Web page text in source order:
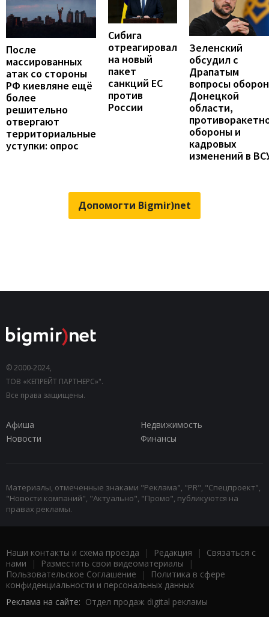
После
массированных
атак со стороны
РФ киевляне ещё
более
решительно
отвергают
территориальные
уступки: опрос
Сибига
отреагировал
на новый
пакет
санкций ЕС
против
России
Зеленский
обсудил с
Драпатым
вопросы
Донецкой
области,
обороны и
кадровых
изменений в
Допомогти Bigmir)net
© 2000-2024,
ТОВ «КЕПРЕЙТ ПАРТНЕРС»".
Все права защищены.
Афиша
Недвижимость
Новости
Финансы
Материалы, отмеченные знаками "Реклама", "PR", "Спецпроект",
"Новости компаний", "Актуально", "Промо", публикуются на
правах рекламы.
Наши контакты и схема проезда | Редакция | Связаться с
нами | Разместить свои видеоматериалы |
Пользовательское Соглашение |
Политика в сфере
конфиденциальности и персональных данных
Реклама на сайте: Отдел продаж digital рекламы